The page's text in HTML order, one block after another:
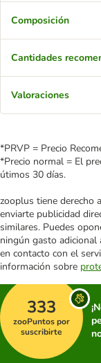
Composición
Cantidades
Valoraciones
*PRVP = Precio
*Precio normal = El
útimos 30 días.
zooplus tiene derecho
enviarte publicidad
similares. Puedes
ningún gasto
en contacto con el
información sobre
333
zooPuntos por
suscribirte